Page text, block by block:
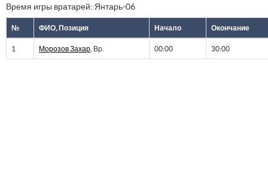
Время игры вратарей: Янтарь-06
№ ФИО, Позиция Начало Окончание
1 Морозов Захар , Вр. 00:00 30:00